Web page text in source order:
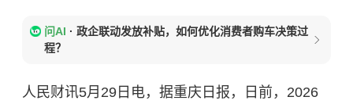
问AI · 政企联动发放补贴，如何优化消费者购车决策过
程？
人民财讯5月29日电，据重庆日报，日前，2026